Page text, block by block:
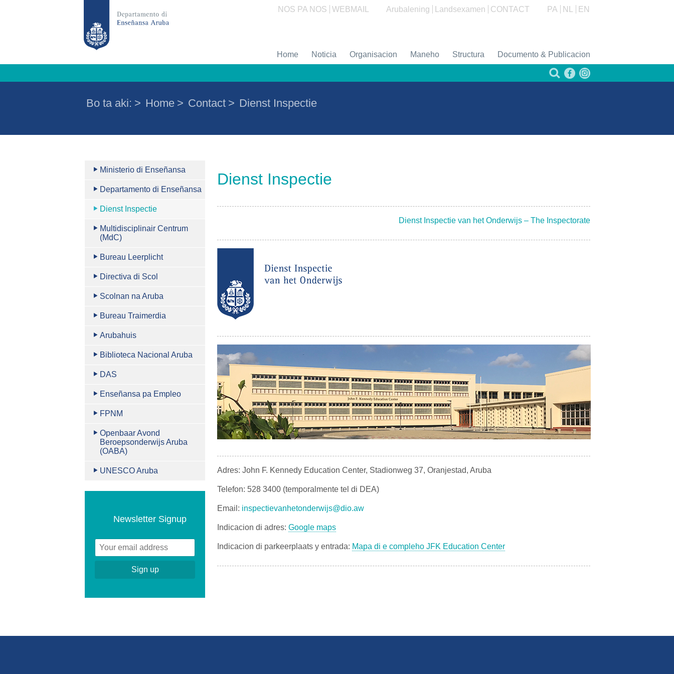
NOS PA NOS WEBMAIL Arubalening Landsexamen CONTACT PA NL EN
Home Noticia Organisacion Maneho Structura Documento & Publicacion
Bo ta aki: > Home > Contact > Dienst Inspectie
Dienst Inspectie
Dienst Inspectie van het Onderwijs – The Inspectorate
Adres: John F. Kennedy Education Center, Stadionweg 37, Oranjestad, Aruba
Telefon: 528 3400 (temporalmente tel di DEA)
Email: inspectievanhetonderwijs@dio.aw
Indicacion di adres: Google maps
Indicacion di parkeerplaats y entrada: Mapa di e compleho JFK Education Center
Ministerio di Enseñansa
Departamento di Enseñansa
Dienst Inspectie
Multidisciplinair Centrum
(MdC)
Bureau Leerplicht
Directiva di Scol
Scolnan na Aruba
Bureau Traimerdia
Arubahuis
Biblioteca Nacional Aruba
DAS
Enseñansa pa Empleo
FPNM
Openbaar Avond
Beroepsonderwijs Aruba
(OABA)
UNESCO Aruba
Newsletter Signup